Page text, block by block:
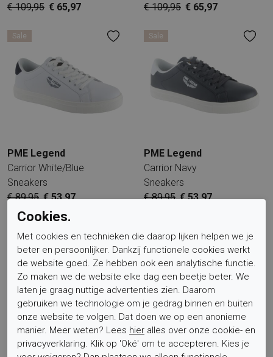
€ 109,95 € 65,97
€ 109,95 € 65,97
Sale
PME Legend
Carrior White/Blue
Sneakers
€ 89,95 € 53,97
Sale
PME Legend
Carrior Navy
Sneakers
€ 89,95 € 53,97
PME Legend
Cookies.
Met cookies en technieken die daarop lijken helpen we je
beter en persoonlijker. Dankzij functionele cookies werkt
de website goed. Ze hebben ook een analytische functie.
Zo maken we de website elke dag een beetje beter. We
laten je graag nuttige advertenties zien. Daarom
gebruiken we technologie om je gedrag binnen en buiten
onze website te volgen. Dat doen we op een anonieme
manier. Meer weten? Lees hier alles over onze cookie- en
privacyverklaring. Klik op 'Oké' om te accepteren. Kies je